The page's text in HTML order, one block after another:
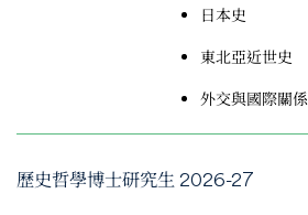
日本史
東北亞近世史
外交與國際關係
歷史哲學博士研究生 2026-27